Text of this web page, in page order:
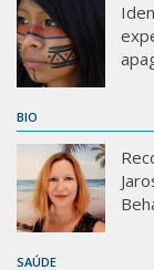
BIO
SAÚDE